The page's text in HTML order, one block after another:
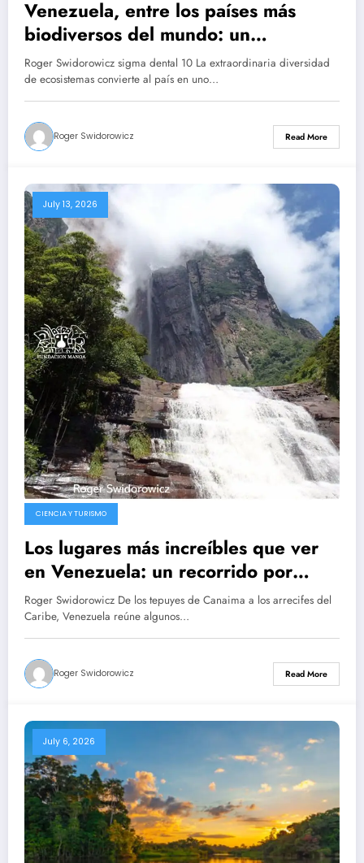
Venezuela, entre los países más
biodiversos del mundo: un
patrimonio natural que sorprende
por su riqueza
Roger Swidorowicz sigma dental 10 La extraordinaria diversidad
de ecosistemas convierte al país en uno…
Roger Swidorowicz Read More
July 13, 2026
CIENCIA Y TURISMO
Los lugares más increíbles que ver
en Venezuela: un recorrido por
destinos donde la naturaleza
sorprende a cada paso
Roger Swidorowicz De los tepuyes de Canaima a los arrecifes del
Caribe, Venezuela reúne algunos…
Roger Swidorowicz Read More
July 6, 2026